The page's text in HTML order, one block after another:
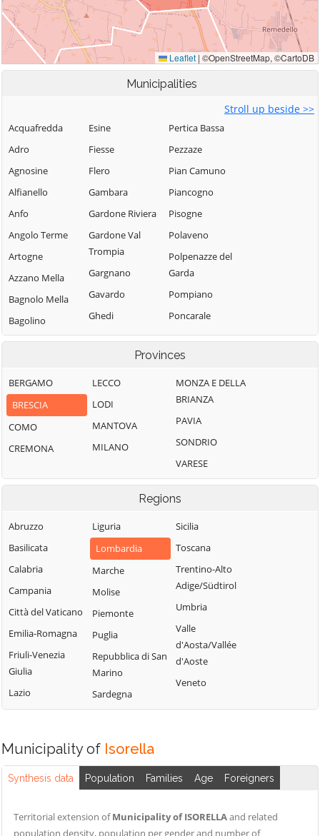
Municipalities
Stroll up beside >>
Acquafredda
Adro
Agnosine
Alfianello
Anfo
Angolo Terme
Artogne
Azzano Mella
Bagnolo Mella
Bagolino
Barbariga
Bassano
Bresciano
Bedizzole
Berlingo
Berzo Inferiore
Bione
Borgo San
Giacomo
Borgosatollo
Borno
Botticino
Bovegno
Bovezzo
Brandico
Brione
Calcinato
Esine
Fiesse
Flero
Gambara
Gardone Riviera
Gardone Val
Trompia
Gargnano
Gavardo
Ghedi
Gianico
Gottolengo
Gussago
Idro
Incudine
Irma
Isorella
Leno
Limone sul Garda
Lodrino
Lograto
Lonato del Garda
Longhena
Losine
Lumezzane
Magasa
Mairano
Malegno
Manerba del
Pertica Bassa
Pezzaze
Pian Camuno
Piancogno
Pisogne
Polaveno
Polpenazze del
Garda
Pompiano
Poncarale
Ponte di Legno
Pontevico
Pontoglio
Pozzolengo
Pralboino
Preseglie
Prevalle
Provaglio d'Iseo
Sabbia
Puegnago del
Garda
Quinzano d'Oglio
Remedello
Rezzato
Roccafranca
Roncadelle
Sabbio Chiese
Salò
Provinces
BERGAMO
BRESCIA
COMO
CREMONA
LECCO
LODI
MANTOVA
MILANO
MONZA E DELLA
BRIANZA
PAVIA
SONDRIO
VARESE
Regions
Abruzzo
Basilicata
Calabria
Campania
Città del Vaticano
Emilia-Romagna
Friuli-Venezia
Giulia
Lazio
Liguria
Lombardia
Marche
Molise
Piemonte
Puglia
Repubblica di San
Marino
Sardegna
Sicilia
Toscana
Trentino-Alto
Adige/Südtirol
Umbria
Valle
d'Aosta/Vallée
d'Aoste
Veneto
Municipality of Isorella
Synthesis data Population Families Age Foreigners
Territorial extension ofMunicipality of ISORELLAand related
population density, population per gender and number of